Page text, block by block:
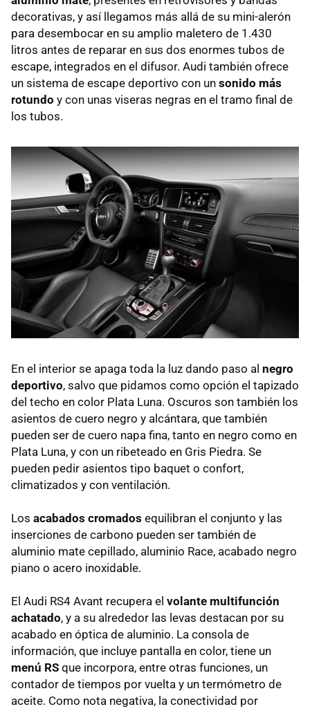
decorativas, y así llegamos más allá de su mini-alerón
para desembocar en su amplio maletero de 1.430
litros antes de reparar en sus dos enormes tubos de
escape, integrados en el difusor. Audi también ofrece
un sistema de escape deportivo con un sonido más
rotundo y con unas viseras negras en el tramo final de
los tubos.
En el interior se apaga toda la luz dando paso al negro
deportivo, salvo que pidamos como opción el tapizado
del techo en color Plata Luna. Oscuros son también los
asientos de cuero negro y alcántara, que también
pueden ser de cuero napa fina, tanto en negro como en
Plata Luna, y con un ribeteado en Gris Piedra. Se
pueden pedir asientos tipo baquet o confort,
climatizados y con ventilación.
Los acabados cromados equilibran el conjunto y las
inserciones de carbono pueden ser también de
aluminio mate cepillado, aluminio Race, acabado negro
piano o acero inoxidable.
El Audi RS4 Avant recupera el volante multifunción
achatado, y a su alrededor las levas destacan por su
acabado en óptica de aluminio. La consola de
información, que incluye pantalla en color, tiene un
menú RS que incorpora, entre otras funciones, un
contador de tiempos por vuelta y un termómetro de
aceite. Como nota negativa, la conectividad por